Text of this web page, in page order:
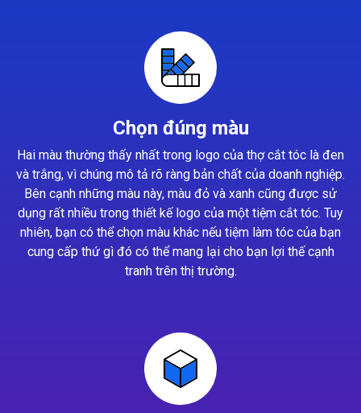
Chọn đúng màu
Hai màu thường thấy nhất trong logo của thợ cắt tóc là đen
và trắng, vì chúng mô tả rõ ràng bản chất của doanh nghiệp.
Bên cạnh những màu này, màu đỏ và xanh cũng được sử
dụng rất nhiều trong thiết kế logo của một tiệm cắt tóc. Tuy
nhiên, bạn có thể chọn màu khác nếu tiệm làm tóc của bạn
cung cấp thứ gì đó có thể mang lại cho bạn lợi thế cạnh
tranh trên thị trường.